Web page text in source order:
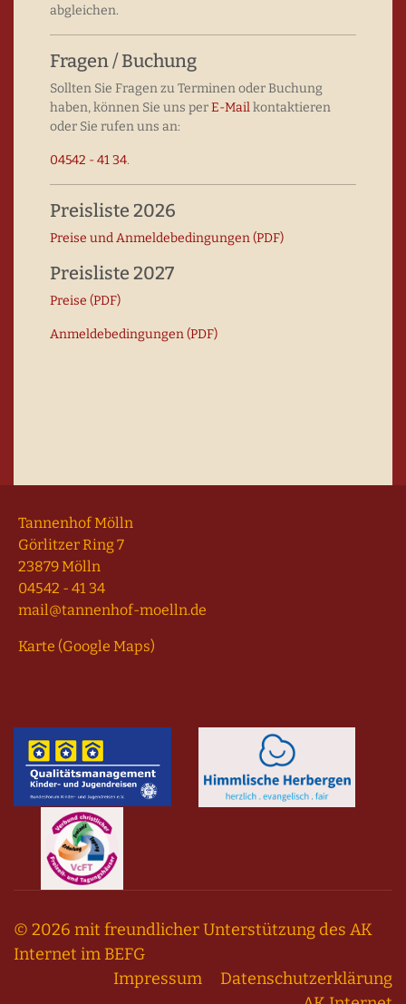
abgleichen.
Fragen / Buchung
Sollten Sie Fragen zu Terminen oder Buchung
haben, können Sie uns perE-Mailkontaktieren
oder Sie rufen uns an:
04542 - 41 34.
Preisliste 2026
Preise und Anmelde­bedingungen (PDF)
Preisliste 2027
Preise (PDF)
Anmeldebedingungen (PDF)
Tannenhof Mölln
Görlitzer Ring 7
23879 Mölln
04542 - 41 34
mail@tannenhof-moelln.de
Karte (Google Maps)
© 2026 mit freundlicher Unterstützung des AK
Internet im BEFG
Impressum
Datenschutzerklärung